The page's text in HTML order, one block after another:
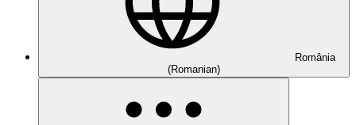
România
(Romanian)